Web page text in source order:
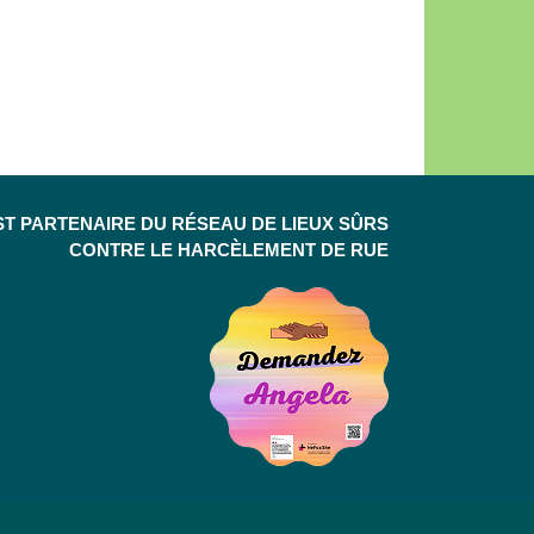
PARTENAIRE DU RÉSEAU DE LIEUX SÛRS
CONTRE LE HARCÈLEMENT DE RUE